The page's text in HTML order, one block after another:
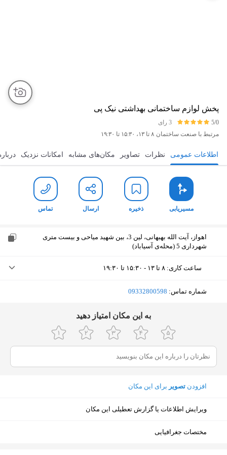
پخش لوازم ساختمانی بهداشتی نیک پی
5/0
3 رای
مرتبط با صنعت ساختمان ۸ تا ۱۳، ۱۵:۳۰ تا ۱۹:۳۰
مسیریابی ذخیره ارسال تماس اطلاعات عمومی نظرات تصاویر مکان‌های مشابه امکانات نزدیک
مسیریابی ذخیره ارسال تماس
اهواز، آیت الله بهبهانی، لین 3، بین شهید میاحی و بیست متری
شهرداری 5 (محله‌ی آسیاباد)
ساعت کاری: ۸ تا ۱۳ - ۱۵:۳۰ تا ۱۹:۳۰
۸ تا ۱۳ - ۱۵:۳۰ تا ۱۹:۳۰
یکشنبه
شماره تماس: ‎09332800598
ﺑﻪ اﯾﻦ ﻣﮑﺎن اﻣﺘﯿﺎز دﻫﯿﺪ
افزودن تصویر برای این مکان
ویرایش اطلاعات یا گزارش تعطیلی این مکان
مختصات جغرافیایی